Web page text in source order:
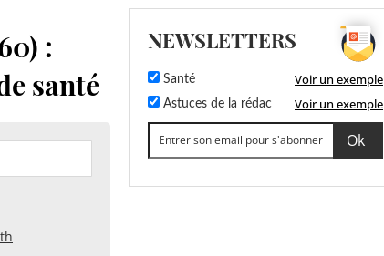
:
santé
NEWSLETTERS
Santé Voir un exemple
Astuces de la rédac Voir un exemple